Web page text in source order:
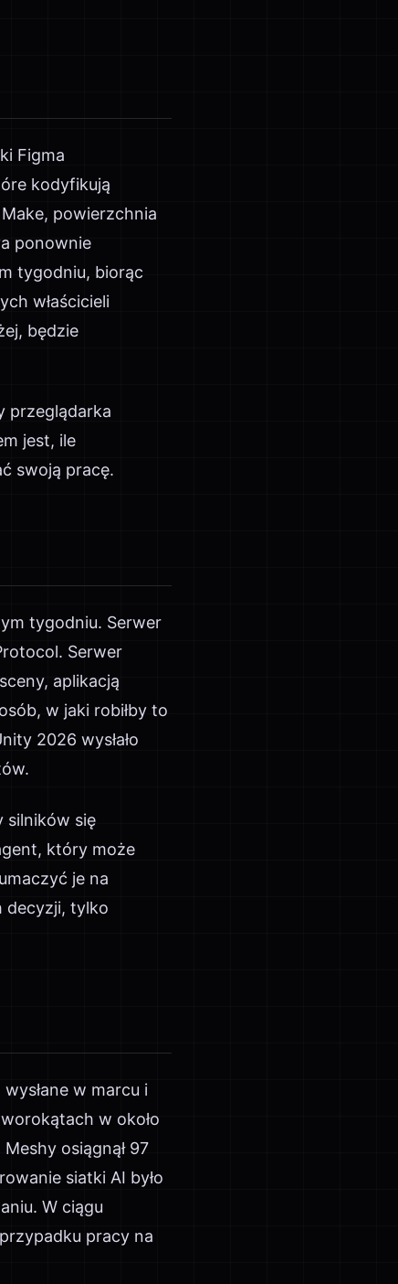
Figma
kodyfikują
powierzchnia
ponownie
tygodniu, biorąc
właścicieli
będzie
przeglądarka
jest, ile
swoją pracę.
tygodniu. Serwer
Serwer
aplikacją
w jaki robiłby to
2026 wysłało
silników się
który może
je na
decyzji, tylko
w marcu i
w około
osiągnął 97
siatki AI było
W ciągu
pracy na